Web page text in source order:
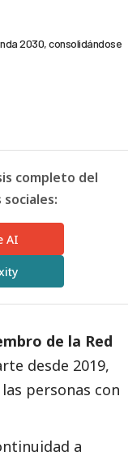
2030, consolidándose
completo del
AI
de la Red
desde 2019,
personas con
a